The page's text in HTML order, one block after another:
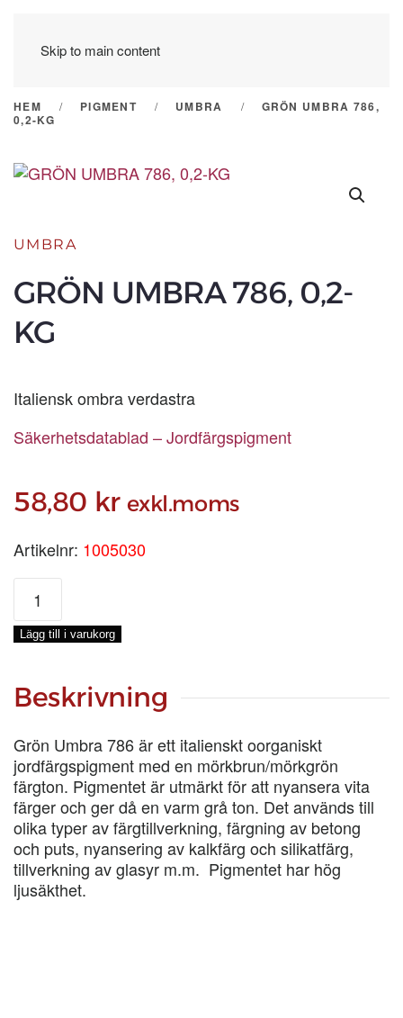
Skip to main content
HEM PIGMENT UMBRA
GRÖN UMBRA 786,
0,2-KG
UMBRA
GRÖN UMBRA 786, 0,2-
KG
Italiensk ombra verdastra
Säkerhetsdatablad – Jordfärgspigment
58,80 kr exkl.moms
Artikelnr: 1005030
GRÖN
UMBRA
786,
0,2-
mängd
Lägg till i varukorg
Beskrivning
Grön Umbra 786 är ett italienskt oorganiskt
jordfärgspigment med en mörkbrun/mörkgrön
färgton. Pigmentet är utmärkt för att nyansera vita
färger och ger då en varm grå ton. Det används till
olika typer av färgtillverkning, färgning av betong
och puts, nyansering av kalkfärg och silikatfärg,
tillverkning av glasyr m.m. Pigmentet har hög
ljusäkthet.